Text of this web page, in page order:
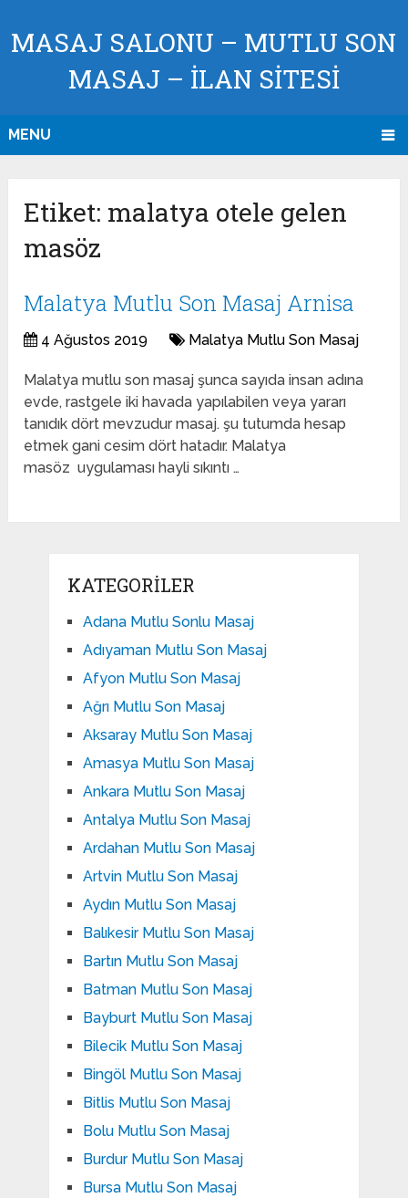
MASAJ SALONU – MUTLU SON
MASAJ – İLAN SİTESİ
MENU
Etiket: malatya otele gelen
masöz
Malatya Mutlu Son Masaj Arnisa
4 Ağustos 2019 Malatya Mutlu Son Masaj
Malatya mutlu son masaj şunca sayıda insan adına
evde, rastgele iki havada yapılabilen veya yararı
tanıdık dört mevzudur masaj. şu tutumda hesap
etmek gani cesim dört hatadır. Malatya
masöz uygulaması hayli sıkıntı …
KATEGORILER
Adana Mutlu Sonlu Masaj
Adıyaman Mutlu Son Masaj
Afyon Mutlu Son Masaj
Ağrı Mutlu Son Masaj
Aksaray Mutlu Son Masaj
Amasya Mutlu Son Masaj
Ankara Mutlu Son Masaj
Antalya Mutlu Son Masaj
Ardahan Mutlu Son Masaj
Artvin Mutlu Son Masaj
Aydın Mutlu Son Masaj
Balıkesir Mutlu Son Masaj
Bartın Mutlu Son Masaj
Batman Mutlu Son Masaj
Bayburt Mutlu Son Masaj
Bilecik Mutlu Son Masaj
Bingöl Mutlu Son Masaj
Bitlis Mutlu Son Masaj
Bolu Mutlu Son Masaj
Burdur Mutlu Son Masaj
Bursa Mutlu Son Masaj